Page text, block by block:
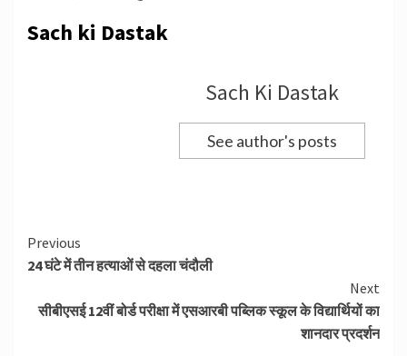
Sach ki Dastak
Sach Ki Dastak
See author's posts
Continue
Reading
Previous
24 घंटे में तीन हत्याओं से दहला चंदौली
Next
सीबीएसई 12वीं बोर्ड परीक्षा में एसआरबी पब्लिक स्कूल के विद्यार्थियों का
शानदार प्रदर्शन